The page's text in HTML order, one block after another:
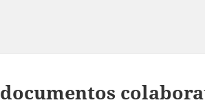
documentos